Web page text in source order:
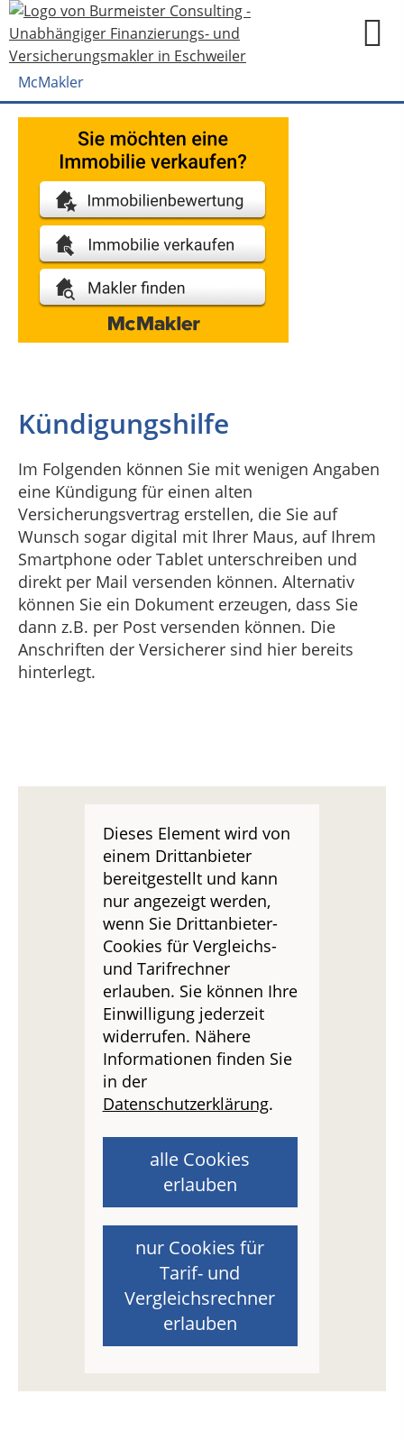
McMakler
Kündigungshilfe
Im Folgenden können Sie mit wenigen Angaben
eine Kündigung für einen alten
Versicherungsvertrag erstellen, die Sie auf
Wunsch sogar digital mit Ihrer Maus, auf Ihrem
Smartphone oder Tablet unterschreiben und
direkt per Mail versenden können. Alternativ
können Sie ein Dokument erzeugen, dass Sie
dann z.B. per Post versenden können. Die
Anschriften der Versicherer sind hier bereits
hinterlegt.
Dieses Element wird von
einem Drittanbieter
bereitgestellt und kann
nur angezeigt werden,
wenn Sie Drittanbieter-
Cookies für Vergleichs-
und Tarifrechner
erlauben. Sie können Ihre
Einwilligung jederzeit
widerrufen. Nähere
Informationen finden Sie
in der
Datenschutzerklärung.
alle Cookies
erlauben
nur Cookies für
Tarif- und
Vergleichsrechner
erlauben